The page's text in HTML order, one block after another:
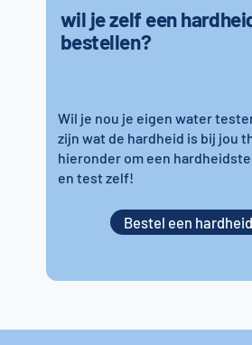
wil je zelf een
bestellen?
Wil je nou je eigen water
zijn wat de hardheid is bij jou
hieronder om een
en test zelf!
Bestel een